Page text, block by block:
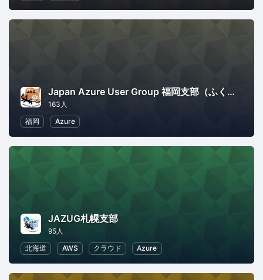
Japan Azure User Group 福岡支部（ふくあず）
163人
福岡
Azure
JAZUG札幌支部
95人
北海道
AWS クラウド Azure